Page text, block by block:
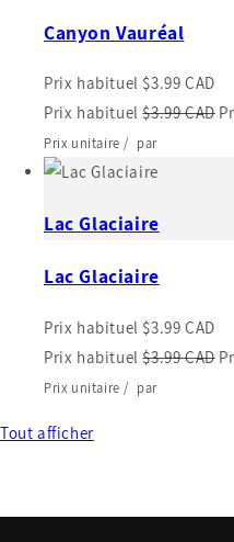
Canyon Vauréal
Prix habituel $3.99 CAD
Prix habituel $3.99 CAD
Prix unitaire / par
Lac Glaciaire
Lac Glaciaire
Prix habituel $3.99 CAD
Prix habituel $3.99 CAD
Prix unitaire / par
Tout afficher